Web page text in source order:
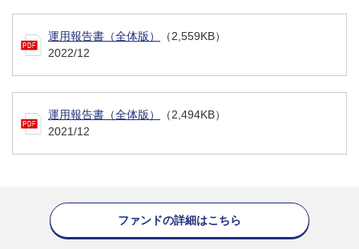
運用報告書（全体版）
（2,559KB）
2022/12
運用報告書（全体版）
（2,494KB）
2021/12
ファンドの詳細はこちら